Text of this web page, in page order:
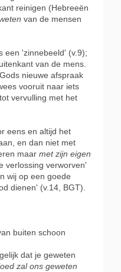
reinigen (Hebreeën
van de mensen
een 'zinnebeeld' (v.9);
van de mens.
nieuwe afspraak
vooruit naar iets
vervulling met het
eens en altijd het
en dan niet met
maar met zijn eigen
verlossing verworven'
wij op een goede
dienen' (v.14, BGT).
buiten schoon
dat je geweten
zal ons geweten